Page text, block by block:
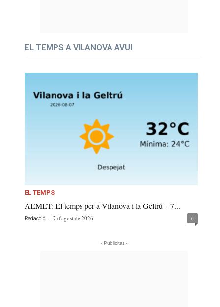
EL TEMPS A VILANOVA AVUI
EL TEMPS
AEMET: El temps per a Vilanova i la Geltrú – 7...
Redacció - 7 d'agost de 2026 0
- Publicitat -